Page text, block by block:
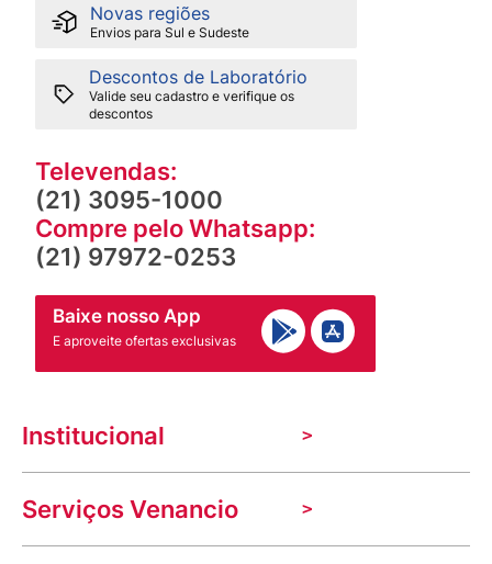
Novas regiões
Envios para Sul e Sudeste
Descontos de Laboratório
Valide seu cadastro e verifique os
descontos
Televendas:
(21) 3095-1000
Compre pelo Whatsapp:
(21) 97972-0253
Baixe nosso App
E aproveite ofertas exclusivas
Institucional
A Venancio
Trabalhe Conosco
Nossas lojas
Serviços Venancio
Troca e devolução